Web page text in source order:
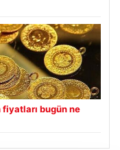
fiyatları bugün ne